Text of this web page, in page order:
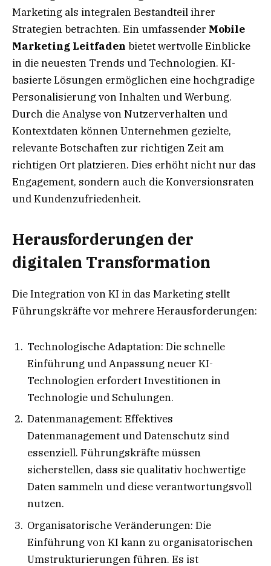
Marketing als integralen Bestandteil ihrer
Strategien betrachten. Ein umfassender Mobile
Marketing Leitfaden bietet wertvolle Einblicke
in die neuesten Trends und Technologien. KI-
basierte Lösungen ermöglichen eine hochgradige
Personalisierung von Inhalten und Werbung.
Durch die Analyse von Nutzerverhalten und
Kontextdaten können Unternehmen gezielte,
relevante Botschaften zur richtigen Zeit am
richtigen Ort platzieren. Dies erhöht nicht nur das
Engagement, sondern auch die Konversionsraten
und Kundenzufriedenheit.
Herausforderungen der
digitalen Transformation
Die Integration von KI in das Marketing stellt
Führungskräfte vor mehrere Herausforderungen:
Technologische Adaptation: Die schnelle
Einführung und Anpassung neuer KI-
Technologien erfordert Investitionen in
Technologie und Schulungen.
Datenmanagement: Effektives
Datenmanagement und Datenschutz sind
essenziell. Führungskräfte müssen
sicherstellen, dass sie qualitativ hochwertige
Daten sammeln und diese verantwortungsvoll
nutzen.
Organisatorische Veränderungen: Die
Einführung von KI kann zu organisatorischen
Umstrukturierungen führen. Es ist